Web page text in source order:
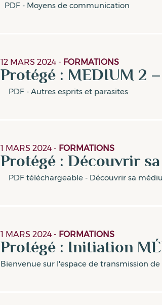
PDF - Moyens de communication
12 MARS 2024 - FORMATIONS
Protégé : MEDIUM 2
PDF - Autres esprits et parasites
1 MARS 2024 - FORMATIONS
Protégé : Découvrir
PDF téléchargeable - Découvrir sa
1 MARS 2024 - FORMATIONS
Protégé : Initiation
Bienvenue sur l'espace de transmission